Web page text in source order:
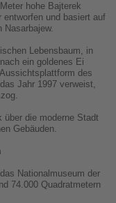
hohe Bajterek
entworfen und basiert auf
Nasarbajew.
Lebensbaum, in
ein goldenes Ei
des
Jahr 1997 verweist,
die moderne Stadt
Gebäuden.
Nationalmuseum der
74.000 Quadratmetern